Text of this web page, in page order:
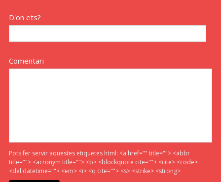
D'on ets?
Comentari
Pots fer servir aquestes etiquetes html: <a href="" title=""> <abbr
title=""> <acronym title=""> <b> <blockquote cite=""> <cite> <code>
<del datetime=""> <em> <i> <q cite=""> <s> <strike> <strong>